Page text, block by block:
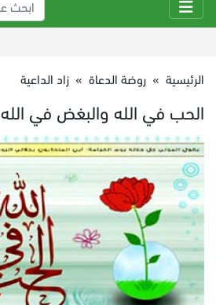
الرئيسية » روضة الدعاة » زاد الداعية
الحب في الله والبغض في الله